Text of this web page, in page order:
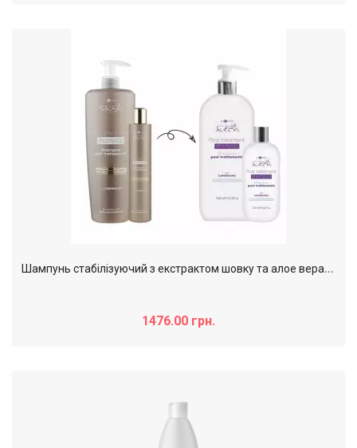
Ш
ампунь стабілізуючий з екстрактом шовку та алое вера Post Treatment Hair Company, 1000 мл
1476.00 грн.